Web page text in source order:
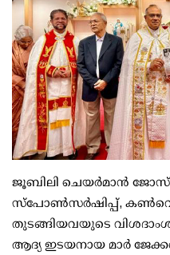
ജൂബിലി ചെയർമാൻ ജോസ്
സ്പോൺസർഷിപ്പ്,
തുടങ്ങിയവയുടെ
ആദ്യ ഇടയനായ മാർ